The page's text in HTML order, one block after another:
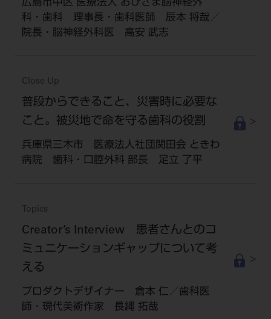
広島市中区 医療法人 おひさま脳神経外
科・歯科 理事長・歯科医師 辰本 将哉／
院長・脳神経外科医 高安 武志
Close Up
普段からできること、災害時に必要な
こと。被災地で命を守る歯科の役割
兵庫県三木市 医療法人社団関田会 ときわ
病院 歯科・口腔外科 部長 足立 了平
Topics
Creator’s Interview 患者さんとのコ
ミュニケーションギャップについて考
える
プロダクトデザイナー 倉本 仁／歯科医
師・現代美術作家 長縄 拓哉